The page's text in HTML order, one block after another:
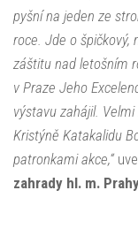
pyšní na jeden ze
roce. Jde o špičkový,
záštitu nad letošním
v Praze Jeho
výstavu zahájil.
Kristýně Katakalidu
patronkami akce,“
zahrady hl. m.